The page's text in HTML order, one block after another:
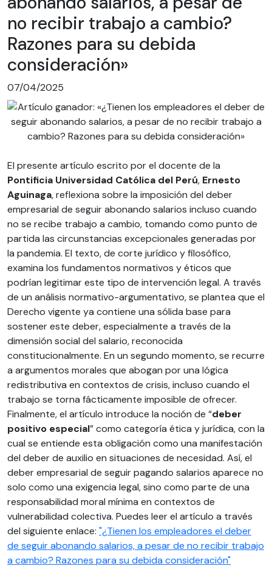
no recibir trabajo a cambio?
Razones para su debida
consideración»
07/04/2025
El presente artículo escrito por el docente de la
Pontificia Universidad Católica del Perú, Ernesto
Aguinaga, reflexiona sobre la imposición del deber
empresarial de seguir abonando salarios incluso cuando
no se recibe trabajo a cambio, tomando como punto de
partida las circunstancias excepcionales generadas por
la pandemia. El texto, de corte jurídico y filosófico,
examina los fundamentos normativos y éticos que
podrían legitimar este tipo de intervención legal. A través
de un análisis normativo-argumentativo, se plantea que el
Derecho vigente ya contiene una sólida base para
sostener este deber, especialmente a través de la
dimensión social del salario, reconocida
constitucionalmente. En un segundo momento, se recurre
a argumentos morales que abogan por una lógica
redistributiva en contextos de crisis, incluso cuando el
trabajo se torna fácticamente imposible de ofrecer.
Finalmente, el artículo introduce la noción de “deber
positivo especial” como categoría ética y jurídica, con la
cual se entiende esta obligación como una manifestación
del deber de auxilio en situaciones de necesidad. Así, el
deber empresarial de seguir pagando salarios aparece no
solo como una exigencia legal, sino como parte de una
responsabilidad moral mínima en contextos de
vulnerabilidad colectiva. Puedes leer el artículo a través
del siguiente enlace: "¿Tienen los empleadores el deber
de seguir abonando salarios, a pesar de no recibir trabajo
a cambio? Razones para su debida consideración"